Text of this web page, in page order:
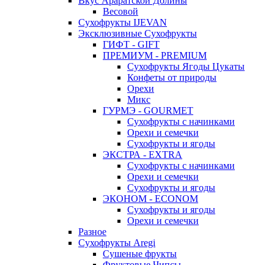
Весовой
Сухофрукты IJEVAN
Эксклюзивные Сухофрукты
ГИФТ - GIFT
ПРЕМИУМ - PREMIUM
Сухофрукты Ягоды Цукаты
Конфеты от природы
Орехи
Микс
ГУРМЭ - GOURMET
Сухофрукты с начинками
Орехи и семечки
Сухофрукты и ягоды
ЭКСТРА - EXTRA
Сухофрукты с начинками
Орехи и семечки
Сухофрукты и ягоды
ЭКОНОМ - ECONOM
Сухофрукты и ягоды
Орехи и семечки
Разное
Сухофрукты Aregi
Сушеные фрукты